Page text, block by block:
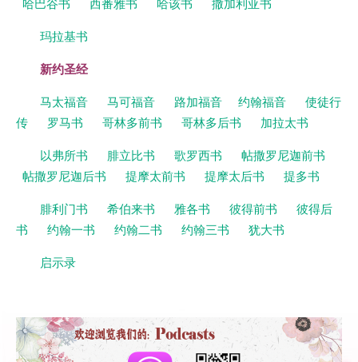
玛拉基书
新约圣经
马太福音 马可福音 路加福音 约翰福音
使徒行
传
罗马书 哥林多前书 哥林多后书
加拉太书
以弗所书
腓立比书 歌罗西书
帖撒罗尼迦前书
帖撒罗尼迦后书
提摩太前书 提摩太后书
提多书
腓利门书
希伯来书 雅各书 彼得前书
彼得后
书
约翰一书 约翰二书 约翰三书
犹大书
启示录